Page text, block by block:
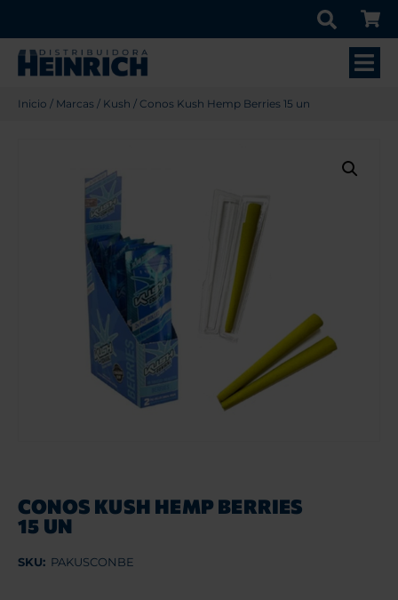
Inicio / Marcas / Kush / Conos Kush Hemp Berries 15 un
CONOS KUSH HEMP BERRIES
15 UN
SKU: PAKUSCONBE